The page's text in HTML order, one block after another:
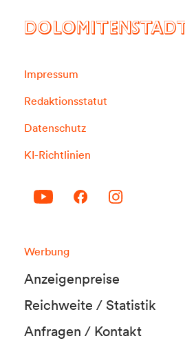
DOLOMITENSTADT
Impressum
Redaktionsstatut
Datenschutz
KI-Richtlinien
Werbung
Anzeigenpreise
Reichweite / Statistik
Anfragen / Kontakt